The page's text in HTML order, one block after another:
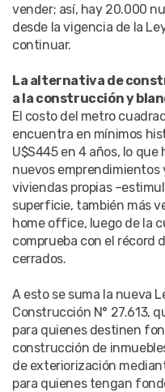
vender; así, hay 20.000
desde la vigencia de la
continuar.
La alternativa de
a la construcción y
El costo del metro
encuentra en mínimos
U$S445 en 4 años, lo
nuevos
viviendas propias
superficie, también más
home office, luego de la
comprueba con el récord
cerrados.
A esto se suma la nueva
Construcción N° 27.613,
para quienes destinen
construcción de
de exteriorización
para quienes tengan